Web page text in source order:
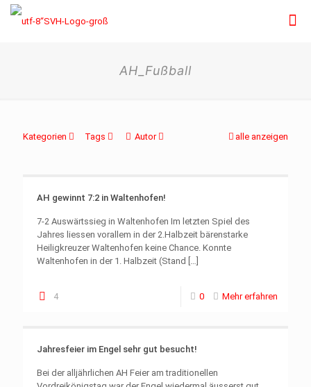
AH_Fußball
Kategorien Tags Autor alle anzeigen
AH gewinnt 7:2 in Waltenhofen!
7-2 Auswärtssieg in Waltenhofen Im letzten Spiel des
Jahres liessen vorallem in der 2.Halbzeit bärenstarke
Heiligkreuzer Waltenhofen keine Chance. Konnte
Waltenhofen in der 1. Halbzeit (Stand […]
4 0 Mehr erfahren
Jahresfeier im Engel sehr gut besucht!
Bei der alljährlichen AH Feier am traditionellen